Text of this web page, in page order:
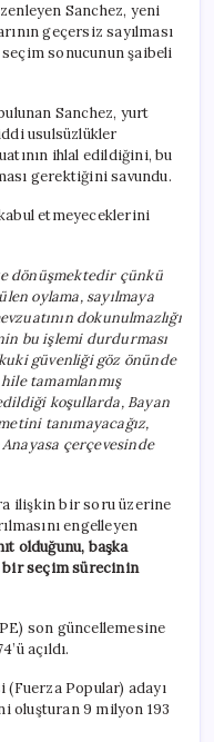
sonucu
tanımayacağını
açıkladı
Sanchez, yeni
geçersiz sayılması
sonucunun şaibeli
Sanchez, yurt
usulsüzlükler
ihlal edildiğini, bu
gerektiğini savundu.
etmeyeceklerini
dönüşmektedir çünkü
oylama, sayılmaya
dokunulmazlığı
bu işlemi durdurması
güvenliği göz önünde
tamamlanmış
koşullarda, Bayan
tanımayacağız,
çerçevesinde
ilişkin bir soru üzerine
engelleyen
olduğunu, başka
bir seçim sürecinin
son güncellemesine
açıldı.
(Fuerza Popular) adayı
oluşturan 9 milyon 193